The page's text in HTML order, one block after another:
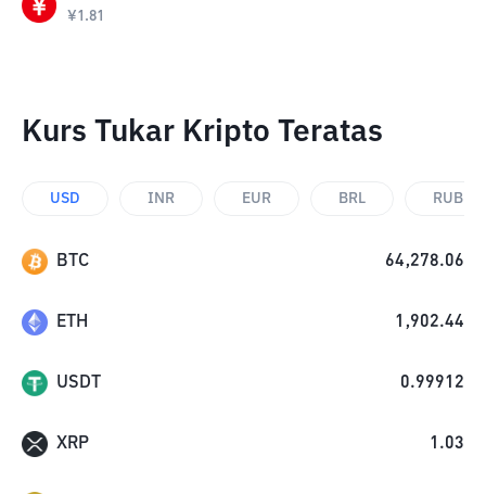
¥1.81
Kurs Tukar Kripto Teratas
USD INR EUR BRL RUB
BTC 64,278.06
ETH 1,902.44
USDT 0.99912
XRP 1.03